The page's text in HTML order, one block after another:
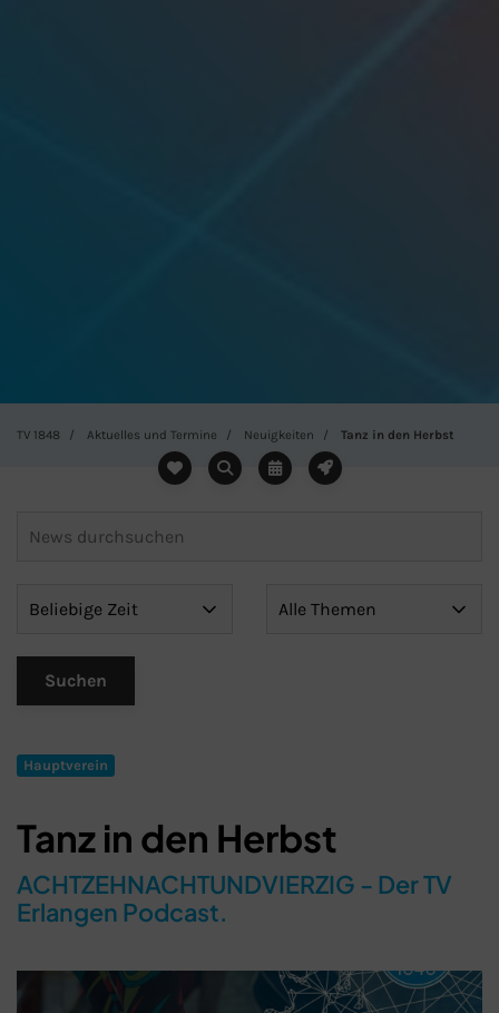
Schließen
TV 1848 Aktuelles und Termine Neuigkeiten Tanz in den Herbst
Hauptverein
Tanz in den Herbst
ACHTZEHNACHTUNDVIERZIG - Der TV
Erlangen Podcast.